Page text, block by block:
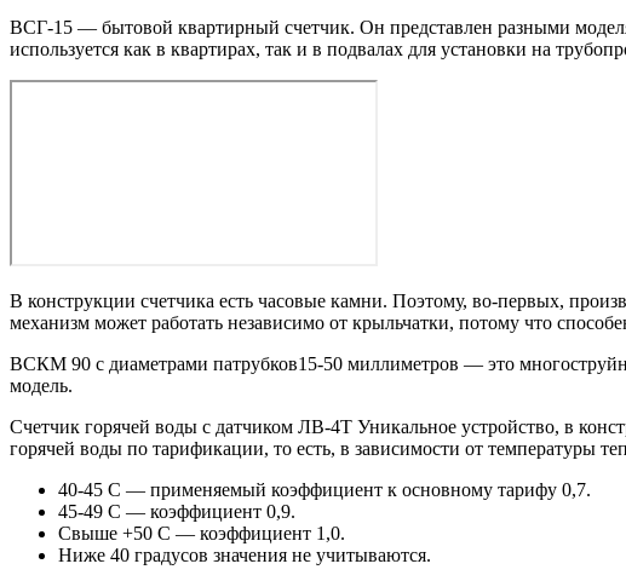
ВСГ-15 — бытовой квартирный счетчик. Он представлен разными
используется как в квартирах, так и в подвалах для установки на
В конструкции счетчика есть часовые камни. Поэтому, во-первых,
механизм может работать независимо от крыльчатки, потому что
ВСКМ 90 с диаметрами патрубков15-50 миллиметров — это
модель.
Счетчик горячей воды с датчиком ЛВ-4Т Уникальное устройство, в
горячей воды по тарификации, то есть, в зависимости от температуры
40-45 С — применяемый коэффициент к основному тарифу 0,7.
45-49 С — коэффициент 0,9.
Свыше +50 С — коэффициент 1,0.
Ниже 40 градусов значения не учитываются.